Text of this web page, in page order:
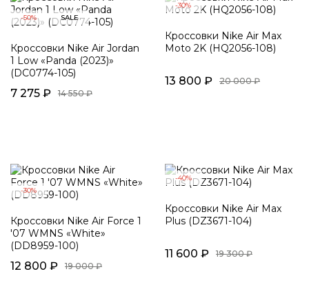
-50% SALE
Кроссовки Nike Air Jordan
1 Low «Panda (2023)»
(DC0774-105)
7 275 ₽ 14 550 ₽
-30%
Кроссовки Nike Air Max
Moto 2K (HQ2056-108)
13 800 ₽ 20 000 ₽
-30%
Кроссовки Nike Air Force 1
'07 WMNS «White»
(DD8959-100)
12 800 ₽ 19 000 ₽
-40%
Кроссовки Nike Air Max
Plus (DZ3671-104)
11 600 ₽ 19 300 ₽